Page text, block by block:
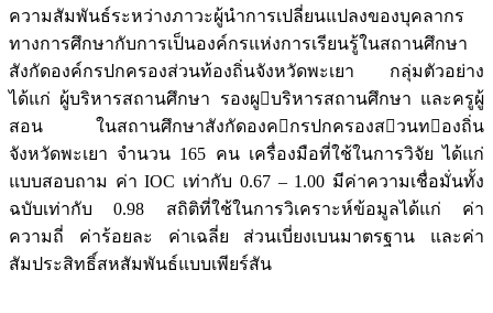
ความสัมพันธ์ระหว่างภาวะผู้นำการเปลี่ยนแปลงของบุคลากร
ทางการศึกษากับการเป็นองค์กรแห่งการเรียนรู้ในสถานศึกษา
สังกัดองค์กรปกครองส่วนท้องถิ่นจังหวัดพะเยา กลุ่มตัวอย่าง
ได้แก่ ผู้บริหารสถานศึกษา รองผูบริหารสถานศึกษา และครูผู้
สอน ในสถานศึกษาสังกัดองคกรปกครองสวนทองถิ่น
จังหวัดพะเยา จำนวน 165 คน เครื่องมือที่ใช้ในการวิจัย ได้แก่
แบบสอบถาม ค่า IOC เท่ากับ 0.67 – 1.00 มีค่าความเชื่อมั่นทั้ง
ฉบับเท่ากับ 0.98 สถิติที่ใช้ในการวิเคราะห์ข้อมูลได้แก่ ค่า
ความถี่ ค่าร้อยละ ค่าเฉลี่ย ส่วนเบี่ยงเบนมาตรฐาน และค่า
สัมประสิทธิ์สหสัมพันธ์แบบเพียร์สัน